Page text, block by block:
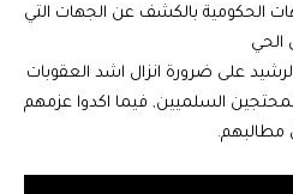
الحكومية بالكشف عن الجهات التي
الحي
على ضرورة انزال اشد العقوبات
السلميين, فيما اكدوا عزمهم
مطالبهم.